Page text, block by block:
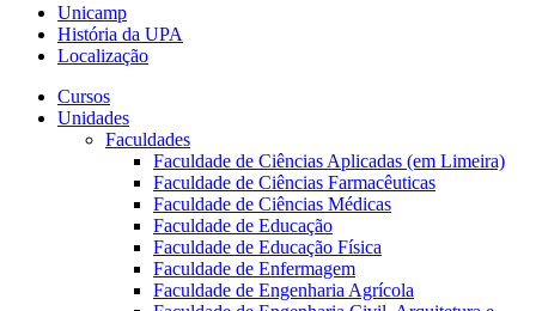
Unicamp
História da UPA
Localização
Cursos
Unidades
Faculdades
Faculdade de Ciências Aplicadas (em Limeira)
Faculdade de Ciências Farmacêuticas
Faculdade de Ciências Médicas
Faculdade de Educação
Faculdade de Educação Física
Faculdade de Enfermagem
Faculdade de Engenharia Agrícola